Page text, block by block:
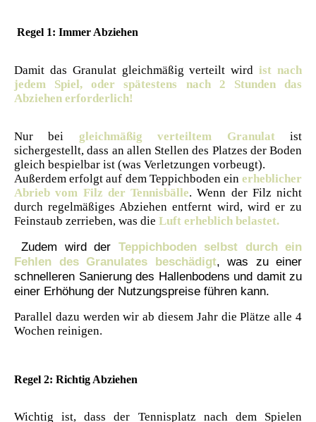
Regel 1: Immer Abziehen
Damit das Granulat gleichmäßig verteilt wirdist nach
jedem Spiel, oder spätestens nach 2 Stunden das
Abziehen erforderlich!
Nur bei gleichmäßig verteiltem Granulatist
sichergestellt, dass an allen Stellen des Platzes der Boden
gleich bespielbar ist (was Verletzungen vorbeugt).
Außerdem erfolgt auf dem Teppichboden ein erheblicher
Abrieb vom Filz der Tennisbälle. Wenn der Filz nicht
durch regelmäßiges Abziehen entfernt wird, wird er zu
Feinstaub zerrieben, was die Luft erheblich belastet.
Zudem wird der Teppichboden selbst durch ein
Fehlen des Granulates beschädigt, was zu einer
schnelleren Sanierung des Hallenbodens und damit zu
einer Erhöhung der Nutzungspreise führen kann.
Parallel dazu werden wir ab diesem Jahr die Plätze alle 4
Wochen reinigen.
Regel 2: Richtig Abziehen
Wichtig ist, dass der Tennisplatz nach dem Spielen